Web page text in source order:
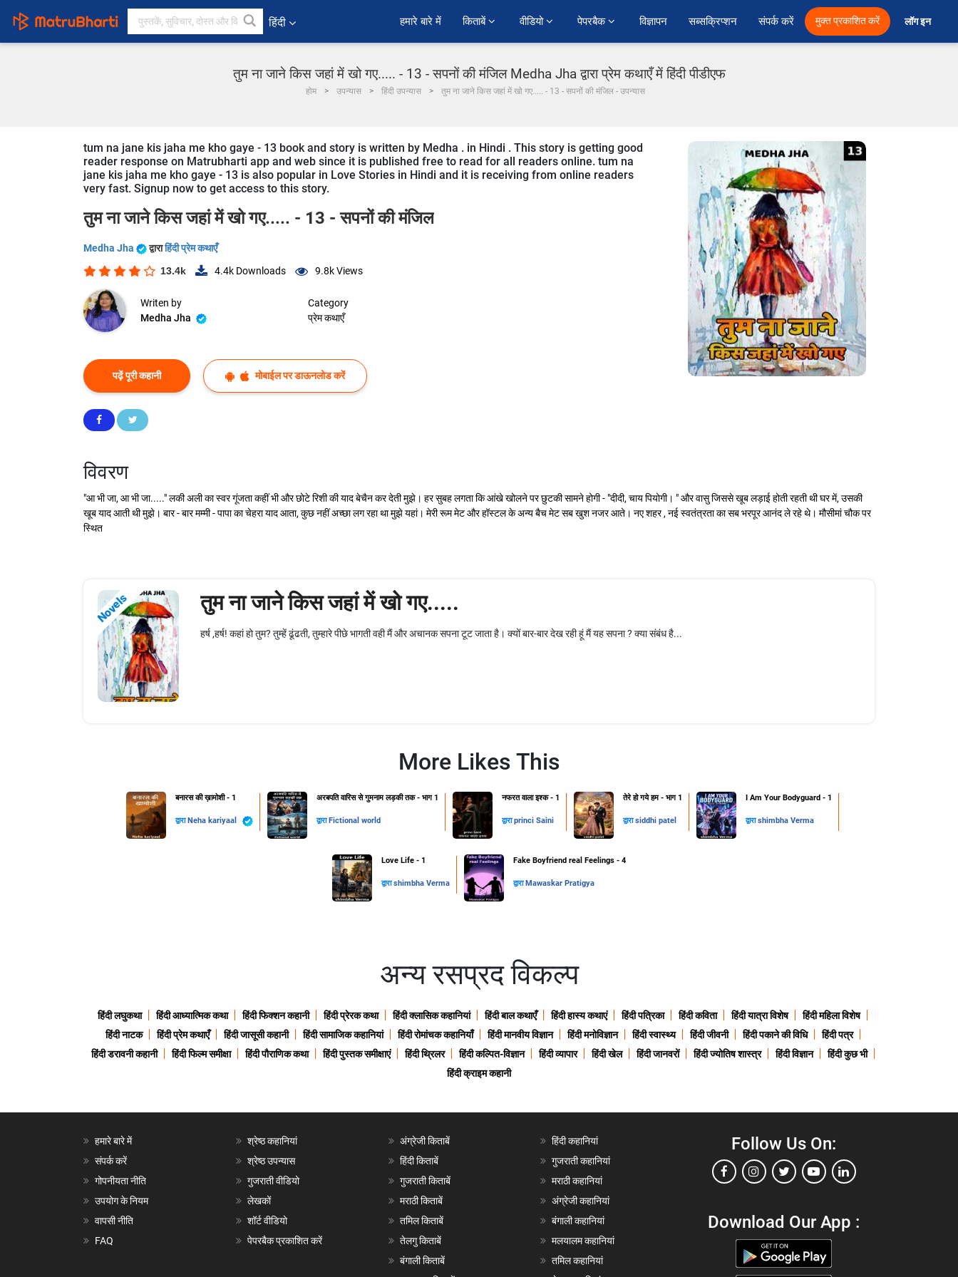
हिंदी हमारे बारे में किताबें वीडियो पेपरबैक विज्ञापन सब्सक्रिप्शन संपर्क करें मुक्त प्रकाशित करें लॉग इन
तुम ना जाने किस जहां में खो गए..... - 13 - सपनों की मंजिल Medha Jha द्वारा प्रेम कथाएँ में हिंदी पीडीएफ
होम उपन्यास हिंदी उपन्यास तुम ना जाने किस जहां में खो गए..... - 13 - सपनों की मंजिल - उपन्यास
tum na jane kis jaha me kho gaye - 13 book and story is written by Medha . in Hindi . This story is getting good
reader response on Matrubharti app and web since it is published free to read for all readers online. tum na
jane kis jaha me kho gaye - 13 is also popular in Love Stories in Hindi and it is receiving from online readers
very fast. Signup now to get access to this story.
तुम ना जाने किस जहां में खो गए..... - 13 - सपनों की मंजिल
Medha Jha द्वाराहिंदी प्रेम कथाएँ
13.4k 4.4k Downloads 9.8kViews
Writen by
Medha Jha
Category
प्रेम कथाएँ
पढ़ें पूरी कहानी मोबाईल पर डाऊनलोड करें
विवरण
"आ भी जा, आ भी जा....." लकी अली का स्वर गूंजता कहीं भी और छोटे रिशी की याद बेचैन कर देती मुझे। हर सुबह लगता कि आंखे खोलने पर छुटकी सामने होगी - "दीदी, चाय पियोगी। " और वासु जिससे खूब लड़ाई होती रहती थी घर में, उसकी
खूब याद आती थी मुझे। बार - बार मम्मी - पापा का चेहरा याद आता, कुछ नहीं अच्छा लग रहा था मुझे यहां। मेरी रूम मेट और हॉस्टल के अन्य बैच मेट सब खुश नजर आते। नए शहर , नई स्वतंत्रता का सब भरपूर आनंद ले रहे थे। मौसीमां चौक पर
स्थित
Novels तुम ना जाने किस जहां में खो गए.....
हर्ष ,हर्ष! कहां हो तुम? तुम्हें ढूंढती, तुम्हारे पीछे भागती वही मैं और अचानक सपना टूट जाता है। क्यों बार-बार देख रही हूं मैं यह सपना ? क्या संबंध है...
More Likes This
बनारस की ख़ामोशी - 1
द्वारा Neha kariyaal
अरबपति वारिस से गुमनाम लड़की तक - भाग 1
द्वारा Fictional world
नफरत वाला इश्क - 1
द्वाराprinci Saini
तेरे हो गये हम - भाग 1
द्वाराsiddhi patel
I Am Your Bodyguard - 1
द्वाराshimbha Verma
Love Life - 1
द्वाराshimbha Verma
Fake Boyfriend real Feelings - 4
द्वारा Mawaskar Pratigya
अन्य रसप्रद विकल्प
हिंदी लघुकथा हिंदी आध्यात्मिक कथा हिंदी फिक्शन कहानी हिंदी प्रेरक कथा हिंदी क्लासिक कहानियां हिंदी बाल कथाएँ हिंदी हास्य कथाएं हिंदी पत्रिका हिंदी कविता हिंदी यात्रा विशेष
हिंदी महिला विशेष
हिंदी नाटक
हिंदी प्रेम कथाएँ हिंदी जासूसी कहानी हिंदी सामाजिक कहानियां हिंदी रोमांचक कहानियाँ हिंदी मानवीय विज्ञान हिंदी मनोविज्ञान हिंदी स्वास्थ्य हिंदी जीवनी हिंदी पकाने की विधि
हिंदी पत्र
हिंदी डरावनी कहानी
हिंदी फिल्म समीक्षा हिंदी पौराणिक कथा हिंदी पुस्तक समीक्षाएं हिंदी थ्रिलर हिंदी कल्पित-विज्ञान हिंदी व्यापार हिंदी खेल हिंदी जानवरों हिंदी ज्योतिष शास्त्र हिंदी विज्ञान
हिंदी कुछ भी
हिंदी क्राइम कहानी
हमारे बारे में
संपर्क करें
गोपनीयता नीति
उपयोग के नियम
वापसी नीति
FAQ
श्रेष्ठ कहानियां
श्रेष्ठ उपन्यास
गुजराती वीडियो
लेखकों
शॉर्ट वीडियो
पेपरबैक प्रकाशित करें
अंग्रेजी किताबें
हिंदी किताबें
गुजराती किताबें
मराठी किताबें
तमिल किताबें
तेलगु किताबें
बंगाली किताबें
हिंदी कहानियां
गुजराती कहानियां
मराठी कहानियां
अंग्रेजी कहानियां
बंगाली कहानियां
मलयालम कहानियां
तमिल कहानियां
Follow Us On:
Download Our App :